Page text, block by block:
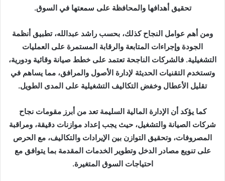
تحقيق أهدافها والمحافظة على سمعتها في السوق.
ومن أهم عوامل النجاح كذلك، بحسب راشد عبدالله، تطبيق أنظمة
الجودة وإجراءات المتابعة والرقابة المستمرة على العمليات
التشغيلية. فالشركات الناجحة تعتمد على خطط صيانة وقائية ودورية،
وتستخدم التقنيات الحديثة لإدارة الأصول والمرافق، مما يساهم في
تقليل الأعطال وخفض التكاليف التشغيلية على المدى الطويل.
كما يؤكد أن الإدارة المالية السليمة تعد من أبرز مقومات نجاح
شركات الصيانة والتشغيل، حيث يجب إعداد موازنات دقيقة، ومراقبة
المصروفات، وتحقيق التوازن بين الإيرادات والتكاليف، مع الحرص
على تنويع مصادر الدخل وتطوير الخدمات المقدمة بما يتوافق مع
احتياجات السوق المتغيرة.